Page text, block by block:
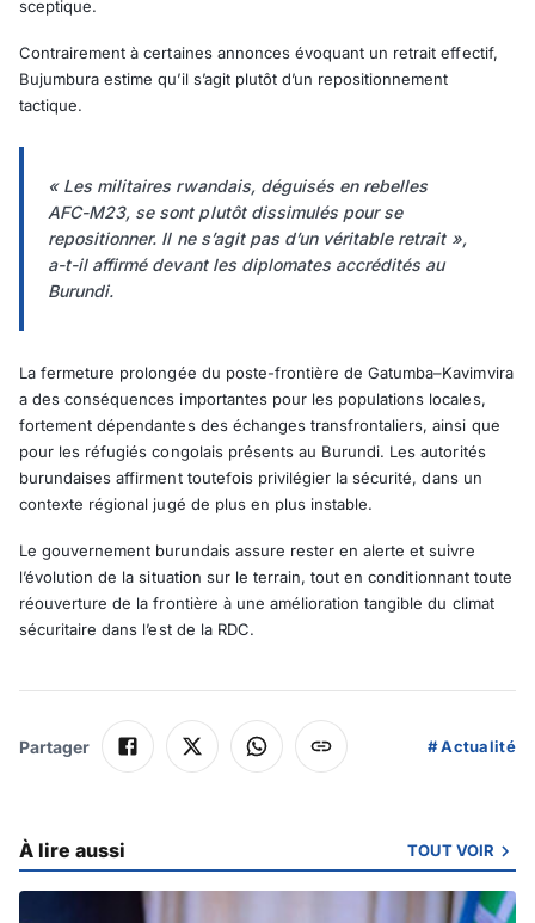
sceptique.
Contrairement à certaines annonces évoquant un retrait effectif,
Bujumbura estime qu’il s’agit plutôt d’un repositionnement
tactique.
« Les militaires rwandais, déguisés en rebelles
AFC-M23, se sont plutôt dissimulés pour se
repositionner. Il ne s’agit pas d’un véritable retrait »,
a-t-il affirmé devant les diplomates accrédités au
Burundi.
La fermeture prolongée du poste-frontière de Gatumba–Kavimvira
a des conséquences importantes pour les populations locales,
fortement dépendantes des échanges transfrontaliers, ainsi que
pour les réfugiés congolais présents au Burundi. Les autorités
burundaises affirment toutefois privilégier la sécurité, dans un
contexte régional jugé de plus en plus instable.
Le gouvernement burundais assure rester en alerte et suivre
l’évolution de la situation sur le terrain, tout en conditionnant toute
réouverture de la frontière à une amélioration tangible du climat
sécuritaire dans l’est de la RDC.
Partager #Actualité
À lire aussi TOUT VOIR